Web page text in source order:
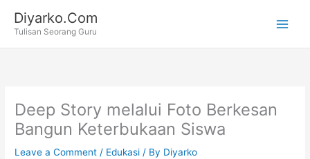
content
Diyarko.Com
Tulisan Seorang Guru
Deep Story melalui Foto Berkesan
Bangun Keterbukaan Siswa
Leave a Comment / Edukasi / By Diyarko